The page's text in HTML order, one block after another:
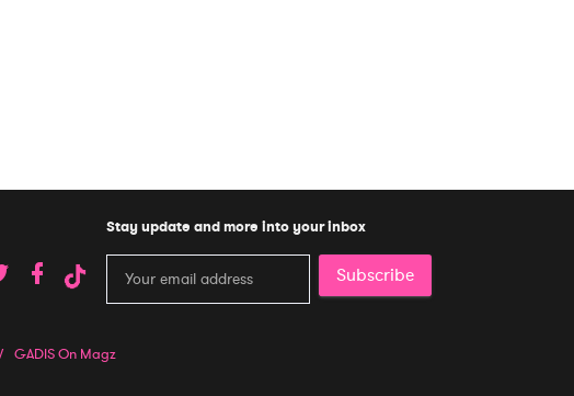
Stay update and more into your inbox
Subscribe
GADIS On Magz